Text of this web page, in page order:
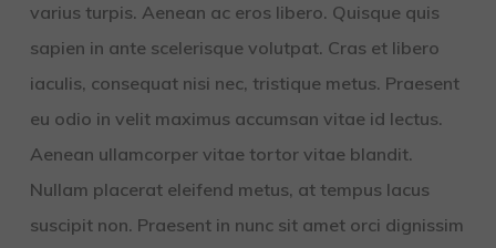
varius turpis. Aenean ac eros libero. Quisque quis
sapien in ante scelerisque volutpat. Cras et libero
iaculis, consequat nisi nec, tristique metus. Praesent
eu odio in velit maximus accumsan vitae id lectus.
Aenean ullamcorper vitae tortor vitae blandit.
Nullam placerat eleifend metus, at tempus lacus
suscipit non. Praesent in nunc sit amet orci dignissim